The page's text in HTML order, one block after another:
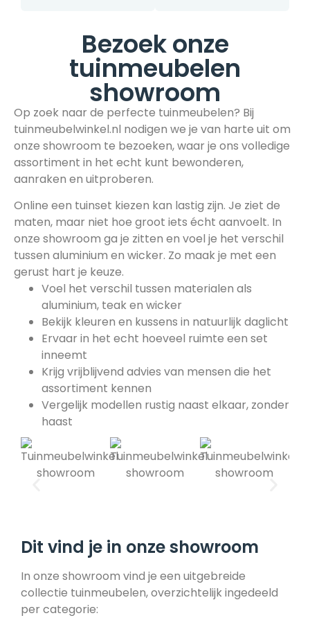
Bezoek onze
tuinmeubelen
showroom
Op zoek naar de perfecte tuinmeubelen? Bij
tuinmeubelwinkel.nl nodigen we je van harte uit om
onze showroom te bezoeken, waar je ons volledige
assortiment in het echt kunt bewonderen,
aanraken en uitproberen.
Online een tuinset kiezen kan lastig zijn. Je ziet de
maten, maar niet hoe groot iets écht aanvoelt. In
onze showroom ga je zitten en voel je het verschil
tussen aluminium en wicker. Zo maak je met een
gerust hart je keuze.
Voel het verschil tussen materialen als
aluminium, teak en wicker
Bekijk kleuren en kussens in natuurlijk daglicht
Ervaar in het echt hoeveel ruimte een set
inneemt
Krijg vrijblijvend advies van mensen die het
assortiment kennen
Vergelijk modellen rustig naast elkaar, zonder
haast
Dit vind je in onze showroom
In onze showroom vind je een uitgebreide
collectie tuinmeubelen, overzichtelijk ingedeeld
per categorie: